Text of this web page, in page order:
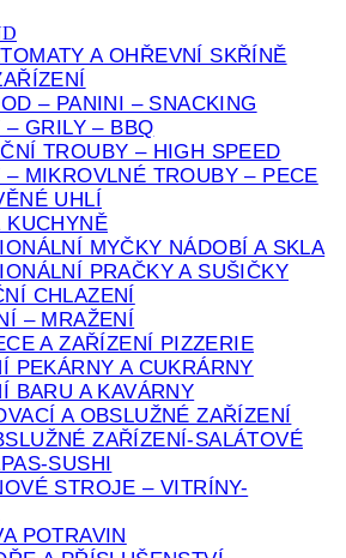
A OHŘEVNÍ SKŘÍNĚ
– PANINI – SNACKING
– GRILY – BBQ
TROUBY – HIGH SPEED
– MIKROVLNÉ TROUBY – PECE
UHLÍ
KUCHYNĚ
MYČKY NÁDOBÍ A SKLA
PRAČKY A SUŠIČKY
CHLAZENÍ
– MRAŽENÍ
A ZAŘÍZENÍ PIZZERIE
PEKÁRNY A CUKRÁRNY
BARU A KAVÁRNY
A OBSLUŽNÉ ZAŘÍZENÍ
ZAŘÍZENÍ-SALÁTOVÉ
SUSHI
STROJE – VITRÍNY-
POTRAVIN